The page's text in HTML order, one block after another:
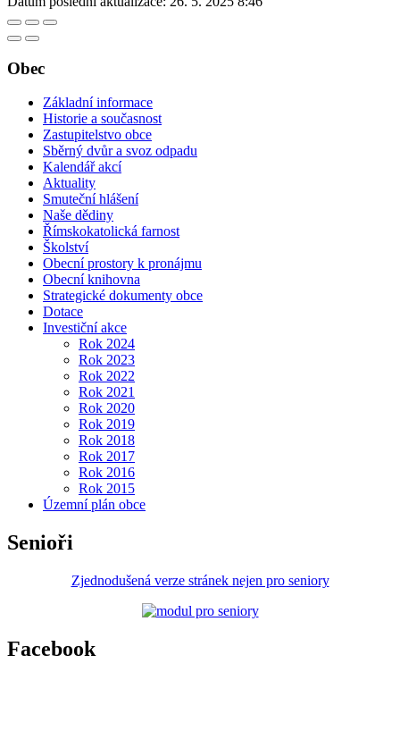
Obec
Základní informace
Historie a současnost
Zastupitelstvo obce
Sběrný dvůr a svoz odpadu
Kalendář akcí
Aktuality
Smuteční hlášení
Naše dědiny
Římskokatolická farnost
Školství
Obecní prostory k pronájmu
Obecní knihovna
Strategické dokumenty obce
Dotace
Investiční akce
Rok 2024
Rok 2023
Rok 2022
Rok 2021
Rok 2020
Rok 2019
Rok 2018
Rok 2017
Rok 2016
Rok 2015
Územní plán obce
Senioři
Zjednodušená verze stránek nejen pro seniory
Facebook